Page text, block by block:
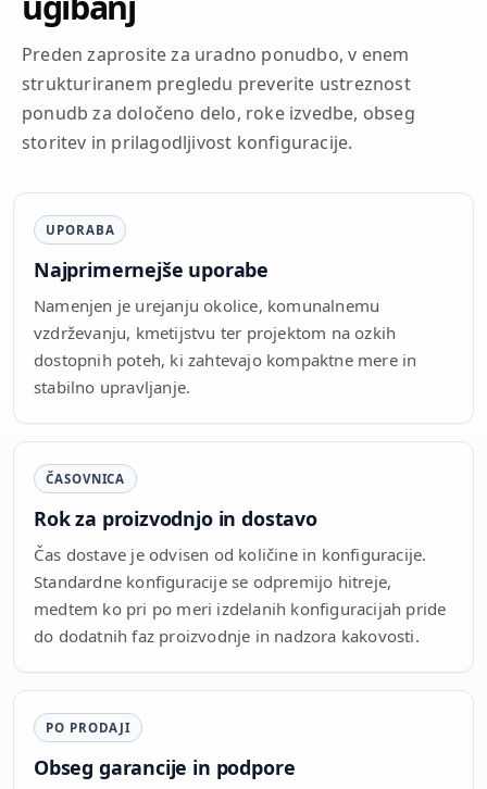
Preden zaprosite za uradno ponudbo, v enem
strukturiranem pregledu preverite ustreznost
ponudb za določeno delo, roke izvedbe, obseg
storitev in prilagodljivost konfiguracije.
UPORABA
Najprimernejše uporabe
Namenjen je urejanju okolice, komunalnemu
vzdrževanju, kmetijstvu ter projektom na ozkih
dostopnih poteh, ki zahtevajo kompaktne mere in
stabilno upravljanje.
ČASOVNICA
Rok za proizvodnjo in dostavo
Čas dostave je odvisen od količine in konfiguracije.
Standardne konfiguracije se odpremijo hitreje,
medtem ko pri po meri izdelanih konfiguracijah pride
do dodatnih faz proizvodnje in nadzora kakovosti.
PO PRODAJI
Obseg garancije in podpore